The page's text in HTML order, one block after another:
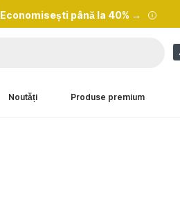
Economisești până la 40% →
Noutăți Produse premium